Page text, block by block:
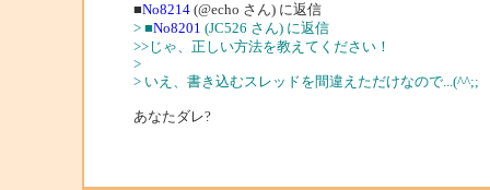
■No8214(@echo さん) に返信
> ■No8201 (JC526 さん) に返信
>>じゃ、正しい方法を教えてください！
>
> いえ、書き込むスレッドを間違えただけなので...(^^;;
あなたダレ?